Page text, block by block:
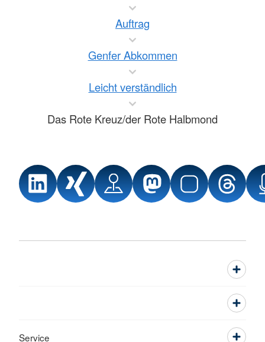
Auftrag
Genfer Abkommen
Leicht verständlich
Das Rote Kreuz/der Rote Halbmond
Service